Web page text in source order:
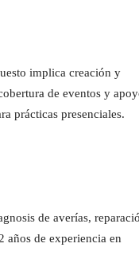
implica creación y
de eventos y
prácticas presenciales.
de averías,
años de experiencia en